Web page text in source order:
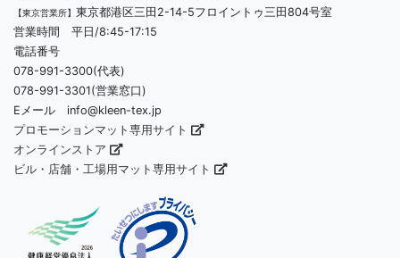
【東京営業所】 東京都港区三田2-14-5フロイントゥ三田804号室
営業時間 平日/8:45-17:15
電話番号
078-991-3300(代表)
078-991-3301(営業窓口)
Eメール info@kleen-tex.jp
プロモーションマット専用サイト
オンラインストア
ビル・店舗・工場用マット専用サイト